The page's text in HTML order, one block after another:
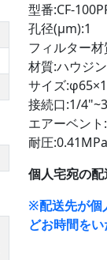
型番:CF-
孔径(μm):1
フィルター
材質:ハウジ
サイズ
接続口:1/
エアーベン
耐圧:0.41MPa
個人宅宛の
※配送先が個
どお時間を